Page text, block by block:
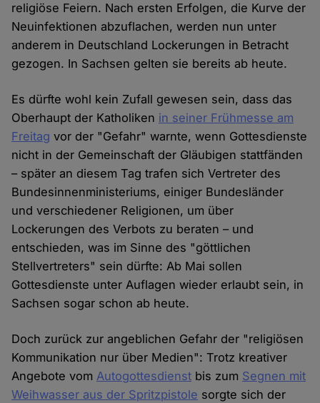
religiöse Feiern. Nach ersten Erfolgen, die Kurve der
Neuinfektionen abzuflachen, werden nun unter
anderem in Deutschland Lockerungen in Betracht
gezogen. In Sachsen gelten sie bereits ab heute.
Es dürfte wohl kein Zufall gewesen sein, dass das
Oberhaupt der Katholiken in seiner Frühmesse am
Freitag vor der "Gefahr" warnte, wenn Gottesdienste
nicht in der Gemeinschaft der Gläubigen stattfänden
– später an diesem Tag trafen sich Vertreter des
Bundesinnenministeriums, einiger Bundesländer
und verschiedener Religionen, um über
Lockerungen des Verbots zu beraten – und
entschieden, was im Sinne des "göttlichen
Stellvertreters" sein dürfte: Ab Mai sollen
Gottesdienste unter Auflagen wieder erlaubt sein, in
Sachsen sogar schon ab heute.
Doch zurück zur angeblichen Gefahr der "religiösen
Kommunikation nur über Medien": Trotz kreativer
Angebote vomAutogottesdienst bis zum Segnen mit
Weihwasser aus der Spritzpistole sorgte sich der